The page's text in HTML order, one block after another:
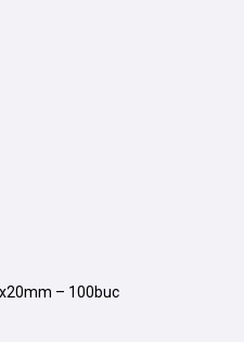
– 100buc